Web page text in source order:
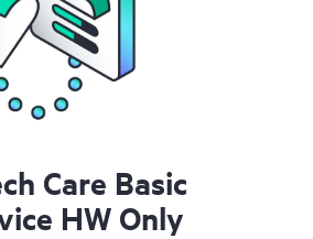
Care Basic
HW Only